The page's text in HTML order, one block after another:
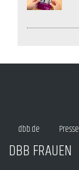
dbb.de Presse
DBB FRAUEN